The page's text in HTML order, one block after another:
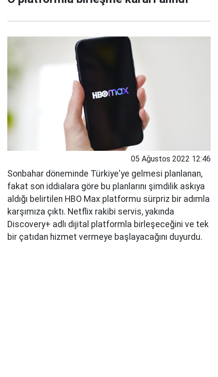
05 Ağustos 2022 12:46
Sonbahar döneminde Türkiye'ye gelmesi planlanan,
fakat son iddialara göre bu planlarını şimdilik askıya
aldığı belirtilen HBO Max platformu sürpriz bir adımla
karşımıza çıktı. Netflix rakibi servis, yakında
Discovery+ adlı dijital platformla birleşeceğini ve tek
bir çatıdan hizmet vermeye başlayacağını duyurdu.